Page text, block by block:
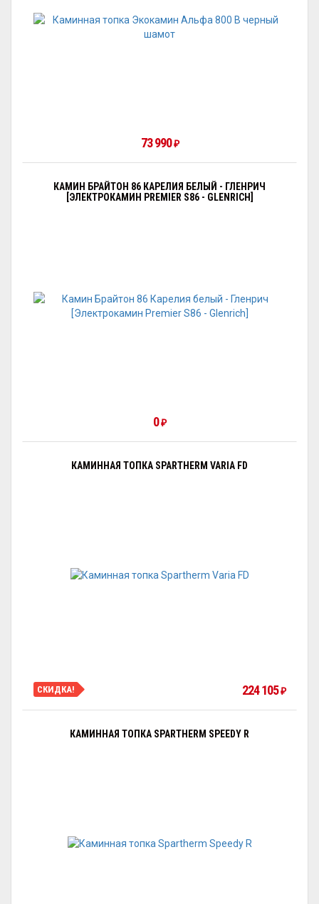
73 990₽
КАМИН БРАЙТОН 86 КАРЕЛИЯ БЕЛЫЙ - ГЛЕНРИЧ
[ЭЛЕКТРОКАМИН PREMIER S86 - GLENRICH]
0₽
КАМИННАЯ ТОПКА SPARTHERM VARIA FD
СКИДКА! 224 105₽
КАМИННАЯ ТОПКА SPARTHERM SPEEDY R